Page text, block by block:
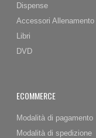
Dispense
Accessori Allenamento
Libri
DVD
ECOMMERCE
Modalità di pagamento
Modalità di spedizione